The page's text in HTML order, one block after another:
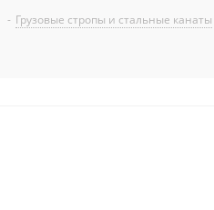
- Грузовые стропы и стальные канаты